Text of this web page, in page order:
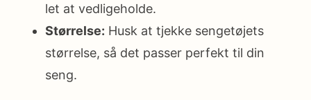
let at vedligeholde.
Størrelse: Husk at tjekke sengetøjets
størrelse, så det passer perfekt til din
seng.